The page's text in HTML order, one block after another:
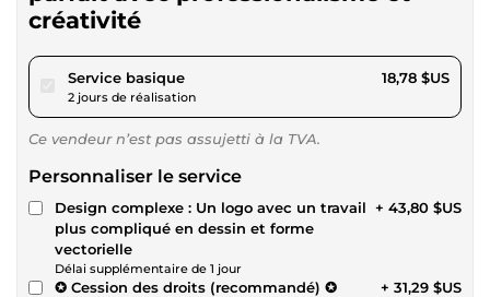
créativité
Service basiquepour 17,30 $US
2 jours de réalisation
18,78 $US
Ce vendeur n’est pas assujetti à la TVA.
Personnaliser le service
Design complexe : Un logo avec un travail
plus compliqué en dessin et forme
vectorielle
Délai supplémentaire de 1 jour
+ 43,80 $US
✪ Cession des droits (recommandé) ✪ + 31,29 $US